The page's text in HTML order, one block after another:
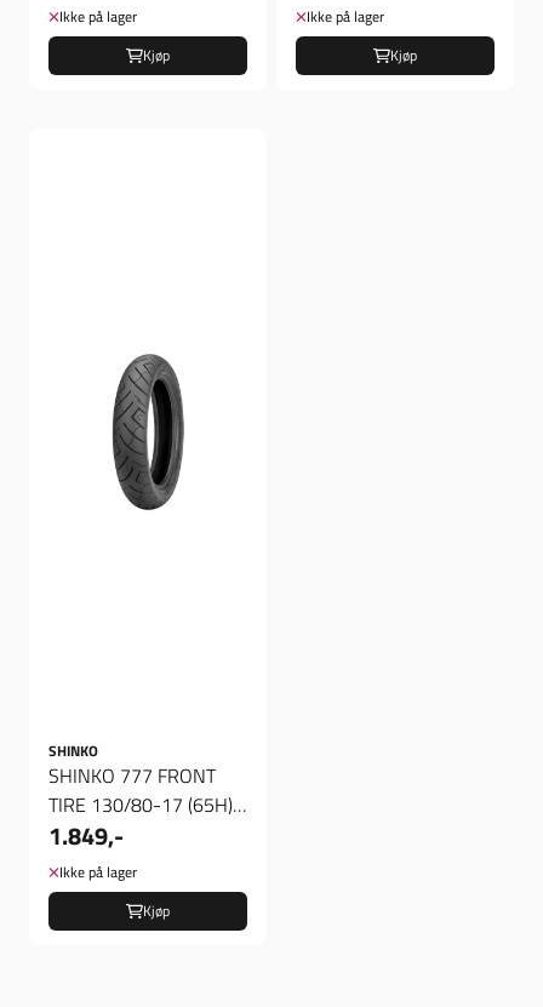
Ikke på lager
Kjøp
Ikke på lager
Kjøp
SHINKO
SHINKO 777 FRONT
TIRE 130/80-17 (65H),
Dekk foran
1.849,-
Ikke på lager
Kjøp